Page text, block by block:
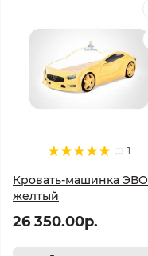
1
Кровать-машинка ЭВО
желтый
26 350.00р.